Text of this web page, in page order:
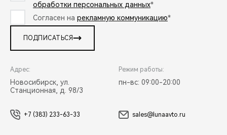
обработки персональных данных*
Согласен на рекламную коммуникацию*
ПОДПИСАТЬСЯ
Адрес:
Новосибирск, ул.
Станционная, д. 98/3
Режим работы:
пн-вс: 09:00-20:00
+7 (383) 233-63-33 sales@lunaavto.ru